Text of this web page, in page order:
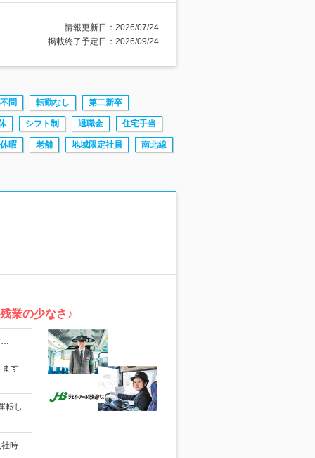
情報更新日：2026/07/24
掲載終了予定日：2026/09/24
問 転勤なし 第二新卒
シフト制 退職金 住宅手当
暇 老舗 地域限定社員 南北線
業の少なさ♪
…
ます
転し
時